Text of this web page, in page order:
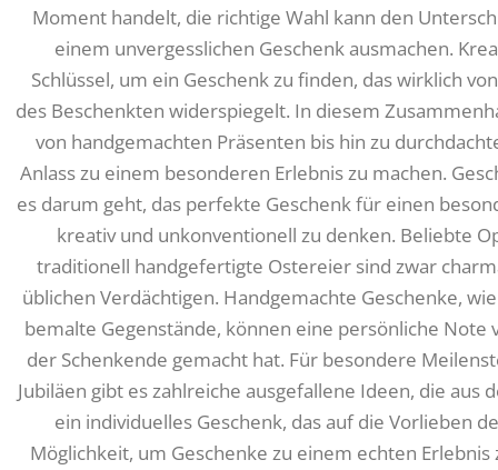
Moment handelt, die richtige Wahl kann den
einem unvergesslichen Geschenk ausmachen.
Schlüssel, um ein Geschenk zu finden, das wirklich
des Beschenkten widerspiegelt. In diesem
von handgemachten Präsenten bis hin zu
Anlass zu einem besonderen Erlebnis zu machen.
es darum geht, das perfekte Geschenk für einen
kreativ und unkonventionell zu denken. Beliebte
traditionell handgefertigte Ostereier sind zwar
üblichen Verdächtigen. Handgemachte Geschenke,
bemalte Gegenstände, können eine persönliche Note
der Schenkende gemacht hat. Für besondere
Jubiläen gibt es zahlreiche ausgefallene Ideen, die aus
ein individuelles Geschenk, das auf die Vorlieben
Möglichkeit, um Geschenke zu einem echten